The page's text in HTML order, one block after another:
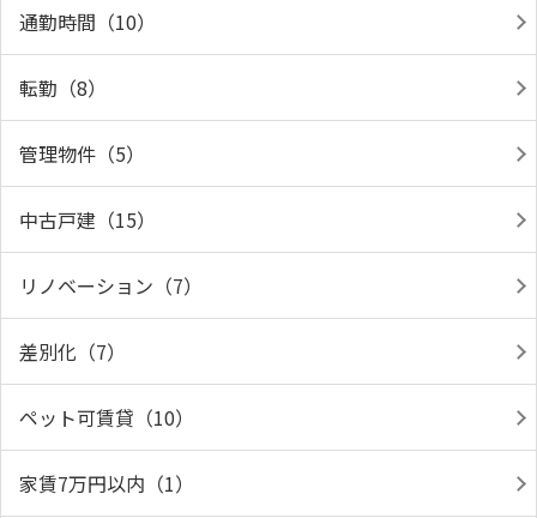
通勤時間（10）
転勤（8）
管理物件（5）
中古戸建（15）
リノベーション（7）
差別化（7）
ペット可賃貸（10）
家賃7万円以内（1）